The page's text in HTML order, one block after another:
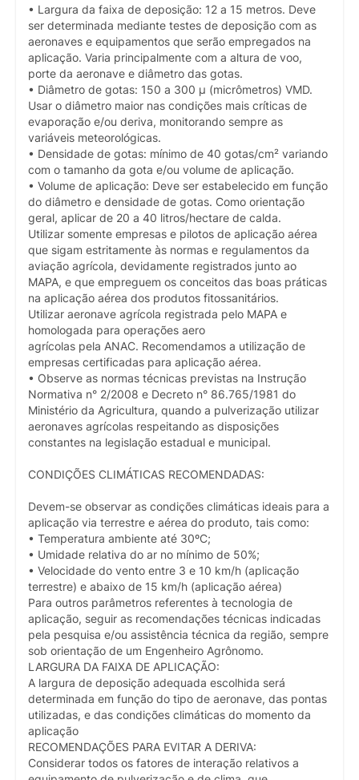
• Largura da faixa de deposição: 12 a 15 metros. Deve
ser determinada mediante testes de deposição com as
aeronaves e equipamentos que serão empregados na
aplicação. Varia principalmente com a altura de voo,
porte da aeronave e diâmetro das gotas.
• Diâmetro de gotas: 150 a 300 µ (micrômetros) VMD.
Usar o diâmetro maior nas condições mais críticas de
evaporação e/ou deriva, monitorando sempre as
variáveis meteorológicas.
• Densidade de gotas: mínimo de 40 gotas/cm² variando
com o tamanho da gota e/ou volume de aplicação.
• Volume de aplicação: Deve ser estabelecido em função
do diâmetro e densidade de gotas. Como orientação
geral, aplicar de 20 a 40 litros/hectare de calda.
Utilizar somente empresas e pilotos de aplicação aérea
que sigam estritamente às normas e regulamentos da
aviação agrícola, devidamente registrados junto ao
MAPA, e que empreguem os conceitos das boas práticas
na aplicação aérea dos produtos fitossanitários.
Utilizar aeronave agrícola registrada pelo MAPA e
homologada para operações aero
agrícolas pela ANAC. Recomendamos a utilização de
empresas certificadas para aplicação aérea.
• Observe as normas técnicas previstas na Instrução
Normativa n° 2/2008 e Decreto n° 86.765/1981 do
Ministério da Agricultura, quando a pulverização utilizar
aeronaves agrícolas respeitando as disposições
constantes na legislação estadual e municipal.
CONDIÇÕES CLIMÁTICAS RECOMENDADAS:
Devem-se observar as condições climáticas ideais para a
aplicação via terrestre e aérea do produto, tais como:
• Temperatura ambiente até 30ºC;
• Umidade relativa do ar no mínimo de 50%;
• Velocidade do vento entre 3 e 10 km/h (aplicação
terrestre) e abaixo de 15 km/h (aplicação aérea)
Para outros parâmetros referentes à tecnologia de
aplicação, seguir as recomendações técnicas indicadas
pela pesquisa e/ou assistência técnica da região, sempre
sob orientação de um Engenheiro Agrônomo.
LARGURA DA FAIXA DE APLICAÇÃO:
A largura de deposição adequada escolhida será
determinada em função do tipo de aeronave, das pontas
utilizadas, e das condições climáticas do momento da
aplicação
RECOMENDAÇÕES PARA EVITAR A DERIVA:
Considerar todos os fatores de interação relativos a